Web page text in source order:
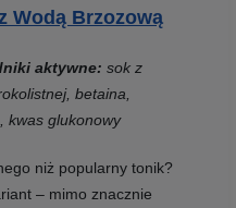
Wodą Brzozową
aktywne: sok z
betaina,
kwas glukonowy
niż popularny tonik?
– mimo znacznie